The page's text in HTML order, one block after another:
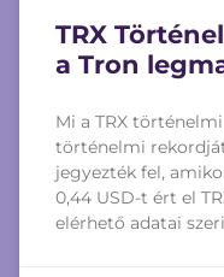
TRX
a Tron
Mi a TRX történelmi
történelmi
jegyezték fel,
0,44 USD-t ért el
elérhető adatai